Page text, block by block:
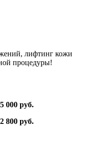
лифтинг кожи
процедуры!
000 руб.
800 руб.